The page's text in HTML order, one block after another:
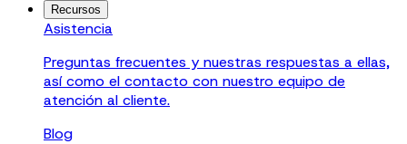
Recursos
Asistencia
Preguntas frecuentes y nuestras respuestas a ellas,
así como el contacto con nuestro equipo de
atención al cliente.
Blog